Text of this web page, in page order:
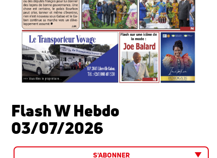
Flash W Hebdo
03/07/2026
S'ABONNER